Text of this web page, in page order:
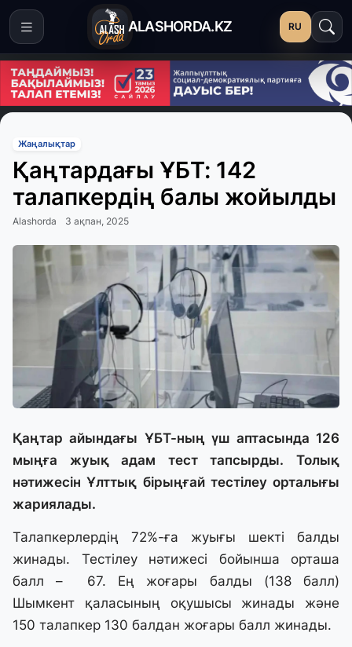
ALASHORDA.KZ RU
Жаңалықтар
Қаңтардағы ҰБТ: 142
талапкердің балы жойылды
Alashorda 3 ақпан, 2025
Қаңтар айындағы ҰБТ-ның үш аптасында 126
мыңға жуық адам тест тапсырды. Толық
нәтижесін Ұлттық бірыңғай тестілеу орталығы
жариялады.
Талапкерлердің 72%-ға жуығы шекті балды
жинады. Тестілеу нәтижесі бойынша орташа
балл – 67. Ең жоғары балды (138 балл)
Шымкент қаласының оқушысы жинады және
150 талапкер 130 балдан жоғары балл жинады.